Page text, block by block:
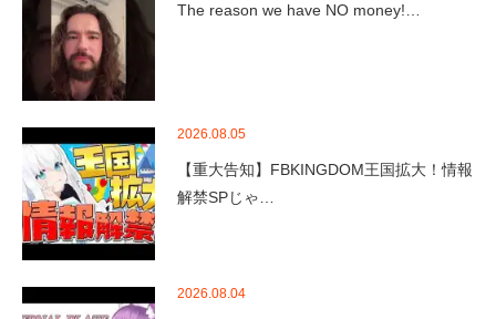
The reason we have NO money!…
2026.08.05
【重大告知】FBKINGDOM王国拡大！情報
解禁SPじゃ…
2026.08.04